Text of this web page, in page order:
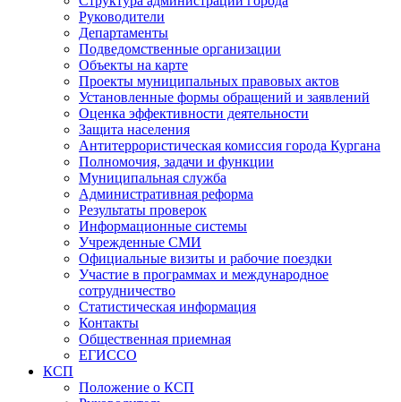
Руководители
Департаменты
Подведомственные организации
Объекты на карте
Проекты муниципальных правовых актов
Установленные формы обращений и заявлений
Оценка эффективности деятельности
Защита населения
Антитеррористическая комиссия города Кургана
Полномочия, задачи и функции
Муниципальная служба
Административная реформа
Результаты проверок
Информационные системы
Учрежденные СМИ
Официальные визиты и рабочие поездки
Участие в программах и международное
сотрудничество
Статистическая информация
Контакты
Общественная приемная
ЕГИССО
КСП
Положение о КСП